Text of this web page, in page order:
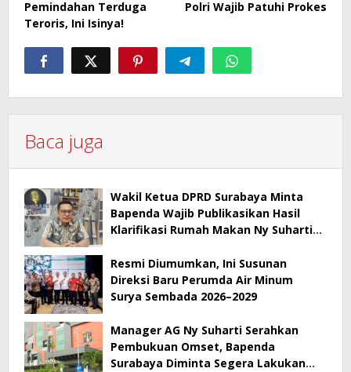
Pemindahan Terduga
Teroris, Ini Isinya!
Polri Wajib Patuhi Prokes
Baca juga
Wakil Ketua DPRD Surabaya Minta
Bapenda Wajib Publikasikan Hasil
Klarifikasi Rumah Makan Ny Suharti
Resmi Diumumkan, Ini Susunan
Direksi Baru Perumda Air Minum
Surya Sembada 2026–2029
Manager AG Ny Suharti Serahkan
Pembukuan Omset, Bapenda
Surabaya Diminta Segera Lakukan